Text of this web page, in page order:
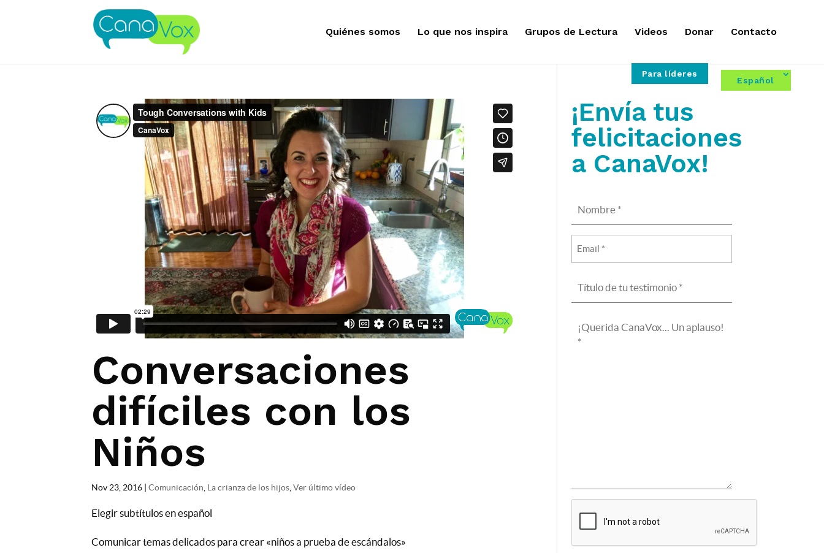
Quiénes somos Lo que nos inspira Grupos de Lectura Videos Donar Contacto
Español
Para líderes
Conversaciones
difíciles con los
Niños
Nov 23, 2016 |Comunicación, La crianza de los hijos,Ver último vídeo
Elegir subtítulos en español
Comunicar temas delicados para crear «niños a prueba de escándalos»
¡Envía tus
felicitaciones
a CanaVox!
Email
(Obligatorio)
Título
testimonio
CanaVox...